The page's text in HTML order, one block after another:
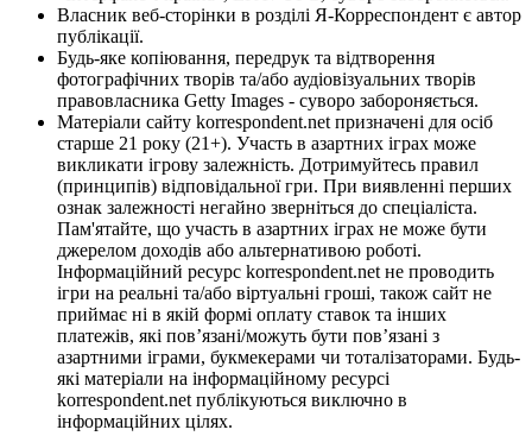
Власник веб-сторінки в розділі Я-Корреспондент є автор
публікації.
Будь-яке копіювання, передрук та відтворення
фотографічних творів та/або аудіовізуальних творів
правовласника Getty Images - суворо забороняється.
Матеріали сайту korrespondent.net призначені для осіб
старше 21 року (21+). Участь в азартних іграх може
викликати ігрову залежність. Дотримуйтесь правил
(принципів) відповідальної гри. При виявленні перших
ознак залежності негайно зверніться до спеціаліста.
Пам'ятайте, що участь в азартних іграх не може бути
джерелом доходів або альтернативою роботі.
Інформаційний ресурс korrespondent.net не проводить
ігри на реальні та/або віртуальні гроші, також сайт не
приймає ні в якій формі оплату ставок та інших
платежів, які пов’язані/можуть бути пов’язані з
азартними іграми, букмекерами чи тоталізаторами. Будь-
які матеріали на інформаційному ресурсі
korrespondent.net публікуються виключно в
інформаційних цілях.